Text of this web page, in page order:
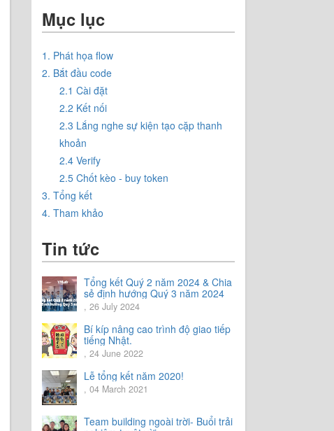
Mục lục
1. Phát họa flow
2. Bắt đầu code
2.1 Cài đặt
2.2 Kết nối
2.3 Lắng nghe sự kiện tạo cặp thanh
khoản
2.4 Verify
2.5 Chốt kèo - buy token
3. Tổng kết
4. Tham khảo
Tin tức
Tổng kết Quý 2 năm 2024 & Chia
sẻ định hướng Quý 3 năm 2024
, 26 July 2024
Bí kíp nâng cao trình độ giao tiếp
tiếng Nhật.
, 24 June 2022
Lễ tổng kết năm 2020!
, 04 March 2021
Team building ngoài trời- Buổi trải